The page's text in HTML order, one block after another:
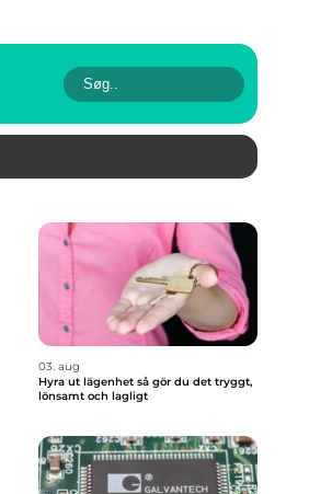
03. aug
Hyra ut lägenhet så gör du det tryggt,
lönsamt och lagligt